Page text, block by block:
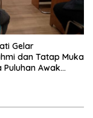
Gelar
dan Tatap Muka
Puluhan Awak